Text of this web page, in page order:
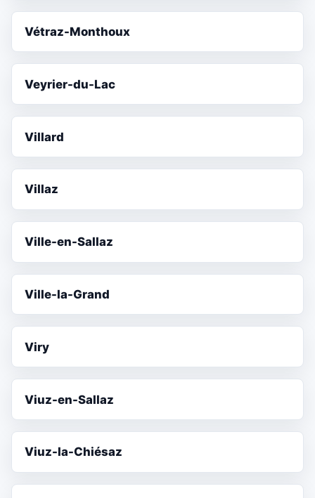
Vétraz-Monthoux
Veyrier-du-Lac
Villard
Villaz
Ville-en-Sallaz
Ville-la-Grand
Viry
Viuz-en-Sallaz
Viuz-la-Chiésaz